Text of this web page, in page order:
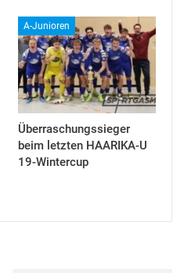
A-Junioren
Überraschungssieger
beim letzten HAARIKA-U
19-Wintercup